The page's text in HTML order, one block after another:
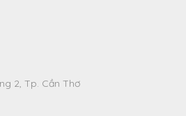
2, Tp. Cần Thơ